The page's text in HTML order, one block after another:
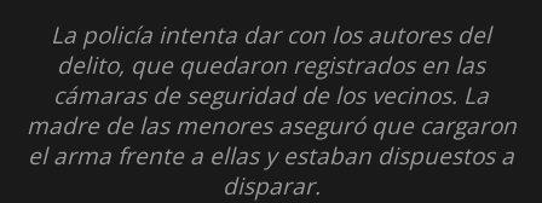
La policía intenta dar con los autores del
delito, que quedaron registrados en las
cámaras de seguridad de los vecinos. La
madre de las menores aseguró que cargaron
el arma frente a ellas y estaban dispuestos a
disparar.